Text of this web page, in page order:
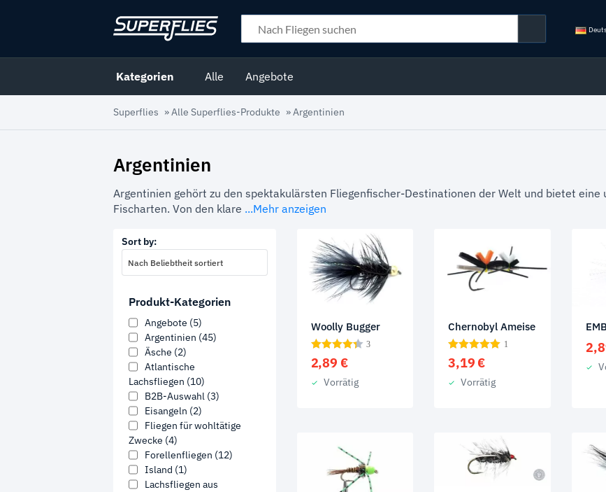
Kategorien Alle Angebote
Superflies »Alle Superflies-Produkte »Argentinien
Argentinien
Argentinien gehört zu den spektakulärsten Fliegenfischer-Destinationen der Welt und bietet eine
Fischarten. Von den klare ...Mehr anzeigen
Sort by:
Nach Beliebtheit sortiert
Produkt-Kategorien
Angebote (5)
Argentinien (45)
Äsche (2)
Atlantische
Lachsfliegen (10)
B2B-Auswahl (3)
Eisangeln (2)
Fliegen für wohltätige
Zwecke (4)
Forellenfliegen (12)
Island (1)
Lachsfliegen aus
Woolly Bugger
3
2,89 €
Vorrätig
Chernobyl Ameise
1
3,19 €
Vorrätig